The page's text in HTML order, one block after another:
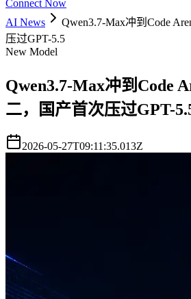
Connect Now
AI News
Qwen3.7-Max冲到Code
压过GPT-5.5
New Model
Qwen3.7-Max冲到Code
二，国产首次压过GPT-
2026-05-27T09:11:35.013Z